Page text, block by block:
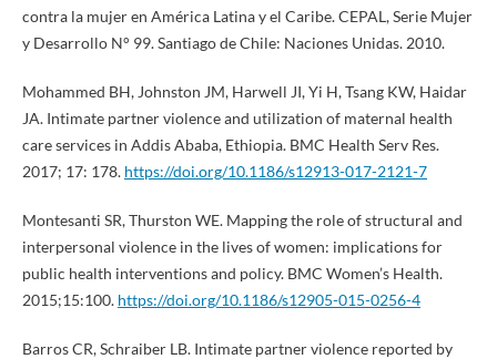
contra la mujer en América Latina y el Caribe. CEPAL, Serie Mujer
y Desarrollo N° 99. Santiago de Chile: Naciones Unidas. 2010.
Mohammed BH, Johnston JM, Harwell JI, Yi H, Tsang KW, Haidar
JA. Intimate partner violence and utilization of maternal health
care services in Addis Ababa, Ethiopia. BMC Health Serv Res.
2017; 17: 178. https://doi.org/10.1186/s12913-017-2121-7
Montesanti SR, Thurston WE. Mapping the role of structural and
interpersonal violence in the lives of women: implications for
public health interventions and policy. BMC Women’s Health.
2015;15:100. https://doi.org/10.1186/s12905-015-0256-4
Barros CR, Schraiber LB. Intimate partner violence reported by